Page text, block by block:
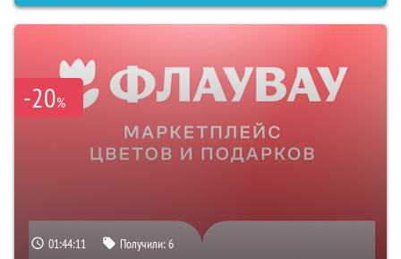
-20%
01:44:10 Получили:6